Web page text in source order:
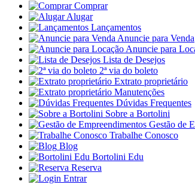
Comprar
Alugar
Lançamentos
Anuncie para Venda
Anuncie para
Lista de Desejos
2ª via do boleto
Extrato proprietário
Manutenções
Dúvidas Frequentes
Sobre a Bortolini
Gestão de
Trabalhe Conosco
Blog
Bortolini Edu
Reserva
Entrar